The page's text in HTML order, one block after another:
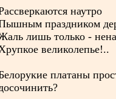
наутро
праздником
лишь только -
великолепье!..
платаны